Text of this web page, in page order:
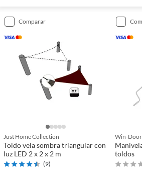
comparar
Just Home Collection
Toldo vela sombra triangular con
luz LED 2 x 2 x 2 m
(9)
Win-Door
toldos